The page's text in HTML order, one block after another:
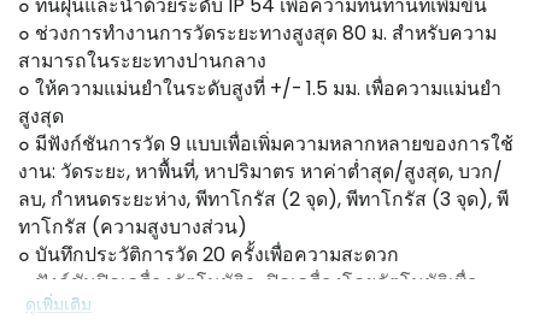
๐ ช่วงการทำงานการวัดระยะทางสูงสุด 80 ม. สำหรับความ
สามารถในระยะทางปานกลาง
๐ ให้ความแม่นยำในระดับสูงที่ +/- 1.5 มม. เพื่อความแม่นยำ
สูงสุด
๐ มีฟังก์ชันการวัด 9 แบบเพื่อเพิ่มความหลากหลายของการใช้
งาน: วัดระยะ, หาพื้นที่, หาปริมาตร หาค่าต่ำสุด/สูงสุด, บวก/
ลบ, กำหนดระยะห่าง, พีทาโกรัส (2 จุด), พีทาโกรัส (3 จุด), พี
ทาโกรัส (ความสูงบางส่วน)
๐ บันทึกประวัติการวัด 20 ครั้งเพื่อความสะดวก
๐ ฟังก์ชันปิดเครื่องอัตโนมัติจะปิดเครื่องโดยอัตโนมัติเพื่อ
ประสิทธิภาพการทำงานที่เพิ่มขึ้น
ดูเพิ่มเติม